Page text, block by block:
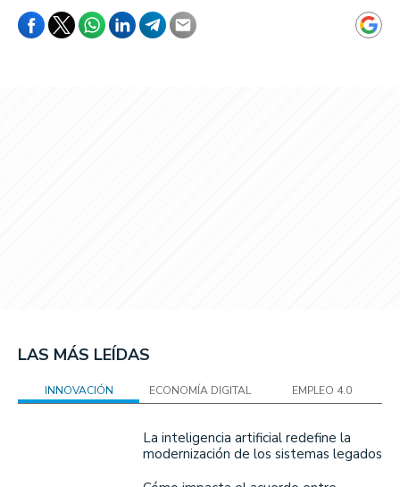
LAS MÁS LEÍDAS
INNOVACIÓN ECONOMÍA DIGITAL EMPLEO 4.0
La inteligencia artificial redefine la
modernización de los sistemas legados